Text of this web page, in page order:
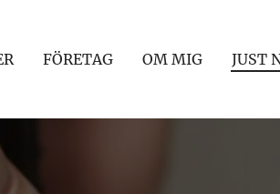
FÖRETAG OM MIG JUST